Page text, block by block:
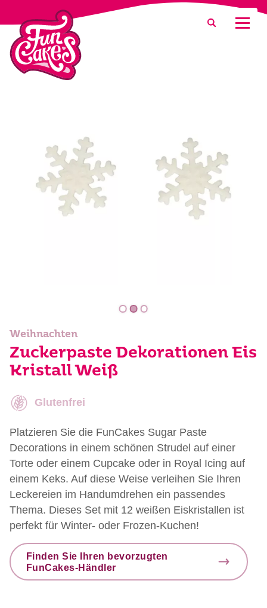
Was suchen Sie?
Weihnachten
Zuckerpaste Dekorationen Eis
Kristall Weiß
Glutenfrei
Platzieren Sie die FunCakes Sugar Paste
Decorations in einem schönen Strudel auf einer
Torte oder einem Cupcake oder in Royal Icing auf
einem Keks. Auf diese Weise verleihen Sie Ihren
Leckereien im Handumdrehen ein passendes
Thema. Dieses Set mit 12 weißen Eiskristallen ist
perfekt für Winter- oder Frozen-Kuchen!
Finden Sie Ihren bevorzugten
FunCakes-Händler